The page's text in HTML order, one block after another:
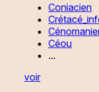
Coniacien
Céou
...
voir